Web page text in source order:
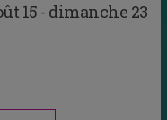
15 - dimanche 23